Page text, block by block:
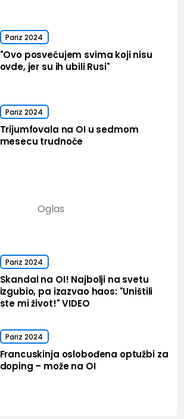
Pariz 2024
"Ovo posvećujem svima koji nisu
ovde, jer su ih ubili Rusi"
Pariz 2024
Trijumfovala na OI u sedmom
mesecu trudnoće
Pariz 2024
Skandal na OI! Najbolji na svetu
izgubio, pa izazvao haos: "Uništili
ste mi život!" VIDEO
Pariz 2024
Francuskinja oslobođena optužbi za
doping – može na OI